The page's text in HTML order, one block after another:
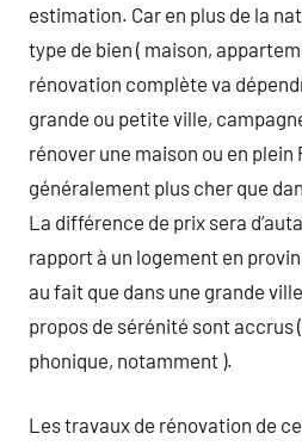
estimation. Car en plus de la
type de bien ( maison,
rénovation complète va
grande ou petite ville,
rénover une maison ou en plein
généralement plus cher que
La différence de prix sera
rapport à un logement en
au fait que dans une grande
propos de sérénité sont accrus
phonique, notamment ).
Les travaux de rénovation de